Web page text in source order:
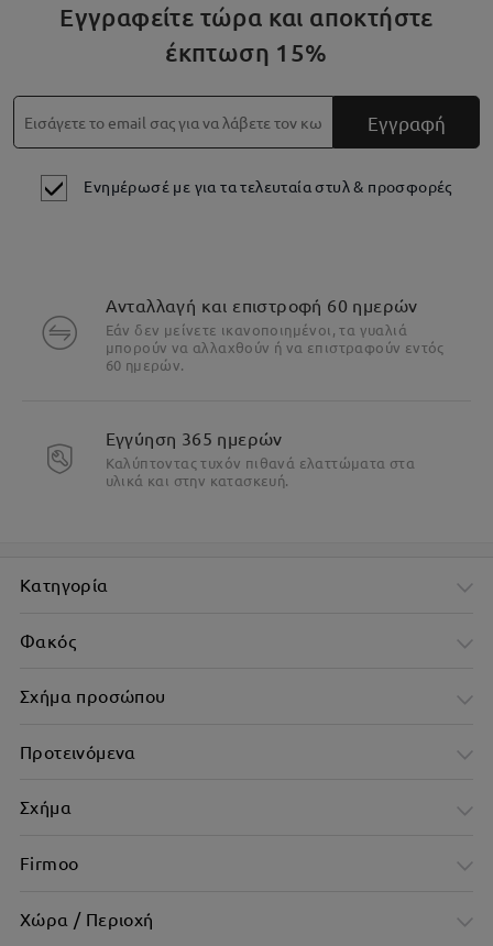
Εγγραφείτε τώρα και αποκτήστε
έκπτωση 15%
Εγγραφή
Ενημέρωσέ με για τα τελευταία στυλ & προσφορές
Ανταλλαγή και επιστροφή 60 ημερών
Εάν δεν μείνετε ικανοποιημένοι, τα γυαλιά
μπορούν να αλλαχθούν ή να επιστραφούν εντός
60 ημερών.
Εγγύηση 365 ημερών
Καλύπτοντας τυχόν πιθανά ελαττώματα στα
υλικά και στην κατασκευή.
Κατηγορία
Φακός
Σχήμα προσώπου
Προτεινόμενα
Σχήμα
Firmoo
Χώρα / Περιοχή